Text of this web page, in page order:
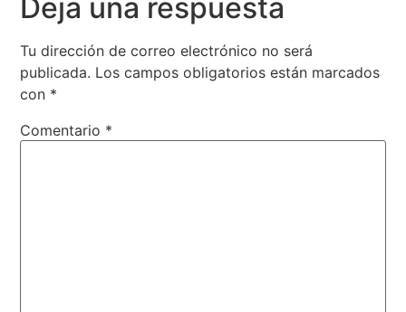
Deja una respuesta
Tu dirección de correo electrónico no será
publicada. Los campos obligatorios están marcados
con *
Comentario *